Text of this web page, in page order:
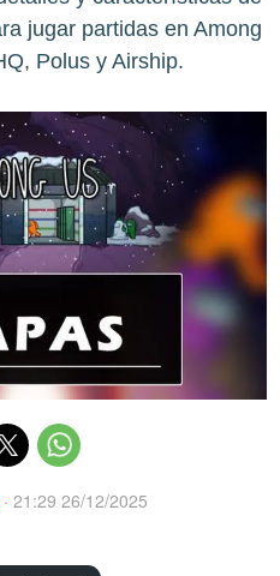
jugar partidas en Among
Polus y Airship.
· 21:29 26/12/2025